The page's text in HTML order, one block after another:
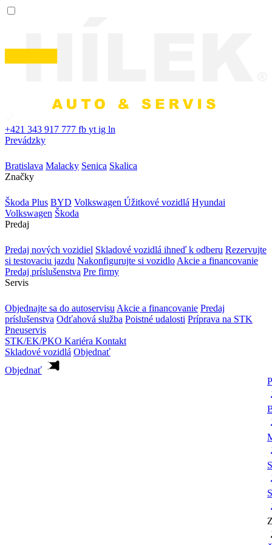
+421 343 917 777 fb yt ig ln
Prevádzky
Bratislava Malacky Senica Skalica
Značky
Škoda Plus BYD Volkswagen Úžitkové vozidlá Hyundai
Volkswagen Škoda
Predaj
Predaj nových vozidiel Skladové vozidlá ihneď k odberu Rezervujte
si testovaciu jazdu Nakonfigurujte si vozidlo Akcie a financovanie
Predaj príslušenstva Pre firmy
Servis
Objednajte sa do autoservisu Akcie a financovanie Predaj
príslušenstva Odťahová služba Poistné udalosti Príprava na STK
Pneuservis
STK/EK/PKO Kariéra Kontakt
Skladové vozidlá Objednať
Objednať